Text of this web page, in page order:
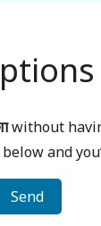
without
and